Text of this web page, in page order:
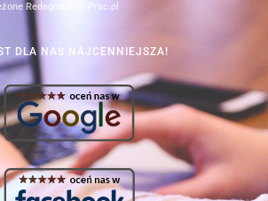
Redagowanie-Prac.pl
DLA NAS NAJCENNIEJSZA!